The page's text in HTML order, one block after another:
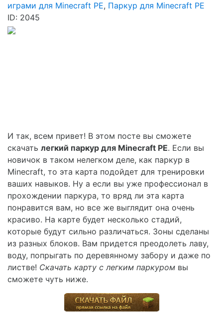
играми для Minecraft PE, Паркур для Minecraft PE
ID: 2045
И так, всем привет! В этом посте вы сможете
скачать легкий паркур для Minecraft PE. Если вы
новичок в таком нелегком деле, как паркур в
Minecraft, то эта карта подойдет для тренировки
ваших навыков. Ну а если вы уже профессионал в
прохождении паркура, то вряд ли эта карта
понравится вам, но все же выглядит она очень
красиво. На карте будет несколько стадий,
которые будут сильно различаться. Зоны сделаны
из разных блоков. Вам придется преодолеть лаву,
воду, попрыгать по деревянному забору и даже по
листве! Скачать карту с легким паркуром вы
сможете чуть ниже.